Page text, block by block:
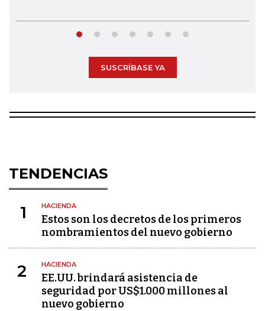
SUSCRÍBASE YA
TENDENCIAS
1 HACIENDA
Estos son los decretos de los primeros
nombramientos del nuevo gobierno
2 HACIENDA
EE.UU. brindará asistencia de
seguridad por US$1.000 millones al
nuevo gobierno